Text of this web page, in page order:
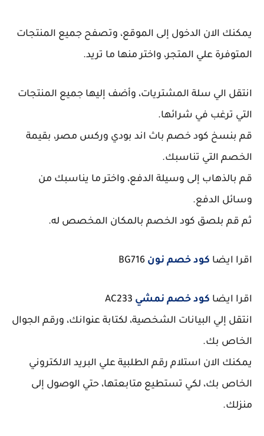
يمكنك الان الدخول إلى الموقع، وتصفح جميع المنتجات
المتوفرة علي المتجر، واختر منها ما تريد.
انتقل الي سلة المشتريات، وأضف إليها جميع المنتجات
التي ترغب في شرائها.
قم بنسخ كود خصم باث اند بودي وركس مصر، بقيمة
الخصم التي تناسبك.
قم بالذهاب إلى وسيلة الدفع، واختر ما يناسبك من
وسائل الدفع.
ثم قم بلصق كود الخصم بالمكان المخصص له.
اقرا ايضا كود خصم نون
اقرا ايضا كود خصم نمشي
انتقل إلي البيانات الشخصية، لكتابة عنوانك، ورقم الجوال
الخاص بك.
يمكنك الان استلام رقم الطلبية علي البريد الالكتروني
الخاص بك، لكي تستطيع متابعتها، حتي الوصول إلى
منزلك.